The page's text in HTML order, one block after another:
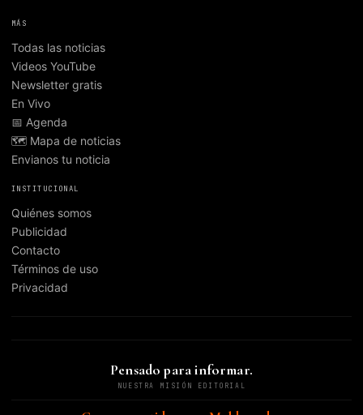
MÁS
Todas las noticias
Videos YouTube
Newsletter gratis
En Vivo
📅 Agenda
🗺️ Mapa de noticias
Envianos tu noticia
INSTITUCIONAL
Quiénes somos
Publicidad
Contacto
Términos de uso
Privacidad
Pensado para informar.
NUESTRA MISIÓN EDITORIAL